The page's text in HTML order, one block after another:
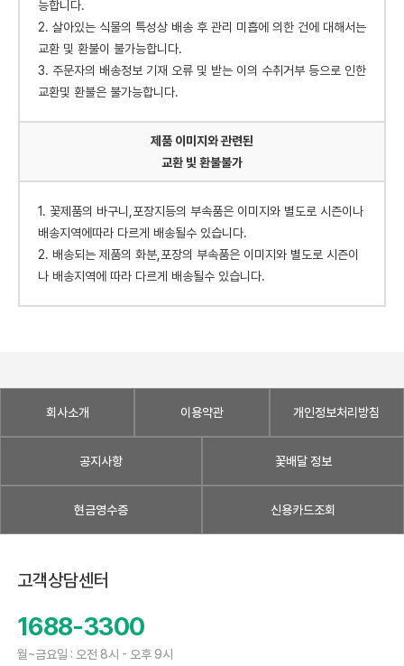
능합니다.
2. 살아있는 식물의 특성상 배송 후 관리 미흡에 의한 건에 대해서는
교환 및 환불이 불가능합니다.
3. 주문자의 배송정보 기재 오류 및 받는 이의 수취거부 등으로 인한
교환및 환불은 불가능합니다.
제품 이미지와 관련된
교환 빛 환불불가
1. 꽃제품의 바구니,포장지등의 부속품은 이미지와 별도로 시즌이나
배송지역에따라 다르게 배송될수 있습니다.
2. 배송되는 제품의 화분,포장의 부속품은 이미지와 별도로 시즌이
나 배송지역에 따라 다르게 배송될수 있습니다.
회사소개 이용약관 개인정보처리방침
공지사항 꽃배달 정보
현금영수증 신용카드조회
고객상담센터
1688-3300
월~금요일 : 오전 8시 - 오후 9시